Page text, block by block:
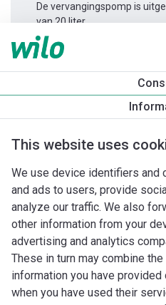
This website uses
We use device identifiers and
and ads to users, provide
analyze our traffic. We also
other information from your
advertising and analytics
These in turn may combine
information you have
when you have used their
De vervangingspomp is
van 20 liter.
Productinformatie